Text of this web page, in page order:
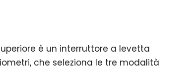
è un interruttore a levetta
che seleziona le tre modalità